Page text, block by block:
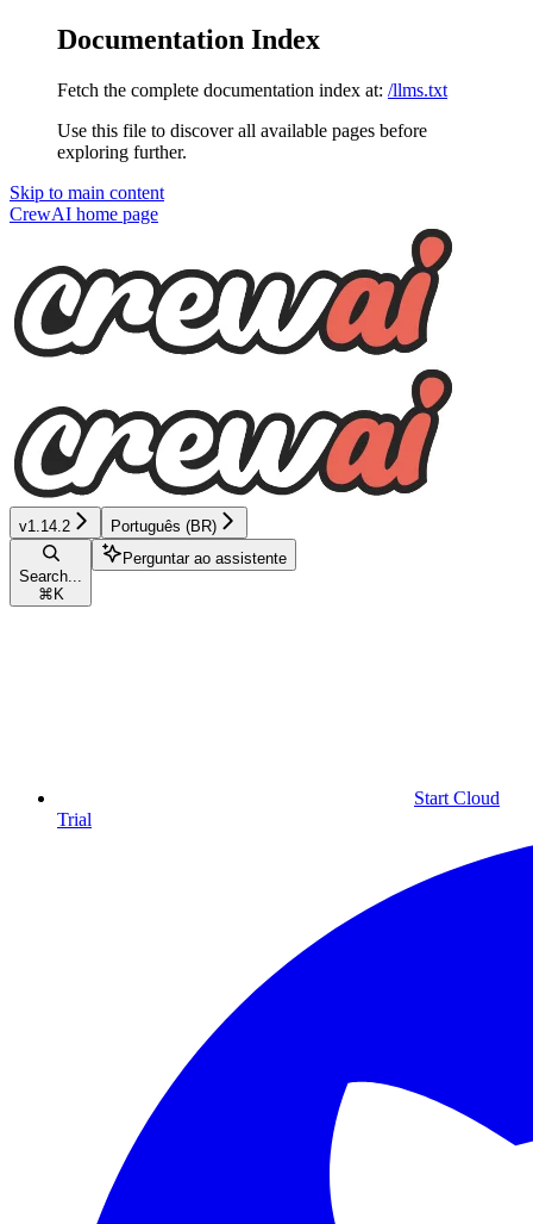
Documentation Index
Fetch the complete documentation index at: /llms.txt
Use this file to discover all available pages before
exploring further.
Skip to main content
CrewAI home page
v1.14.2 Português (BR)
Search...
⌘ K
Perguntar ao assistente
Start Cloud
Trial